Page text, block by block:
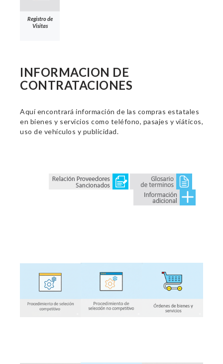
Registro de
Visitas
INFORMACION DE
CONTRATACIONES
Aquí encontrará información de las compras estatales
en bienes y servicios como teléfono, pasajes y viáticos,
uso de vehículos y publicidad.